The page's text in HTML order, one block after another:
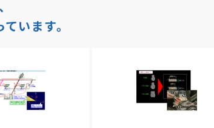
います。